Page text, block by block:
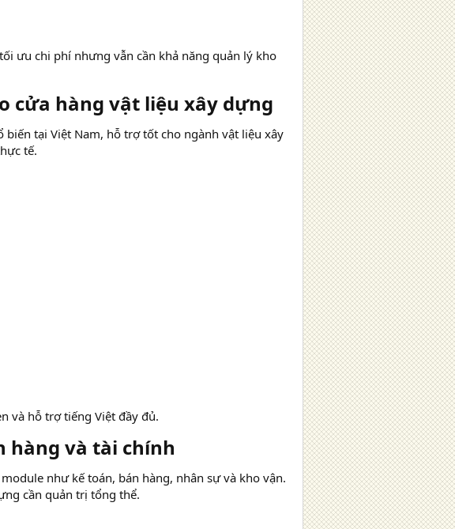
ưu chi phí nhưng vẫn cần khả năng quản lý kho
cửa hàng vật liệu xây dựng​
tại Việt Nam, hỗ trợ tốt cho ngành vật liệu xây
tế.
và hỗ trợ tiếng Việt đầy đủ.
hàng và tài chính​
như kế toán, bán hàng, nhân sự và kho vận.
cần quản trị tổng thể.